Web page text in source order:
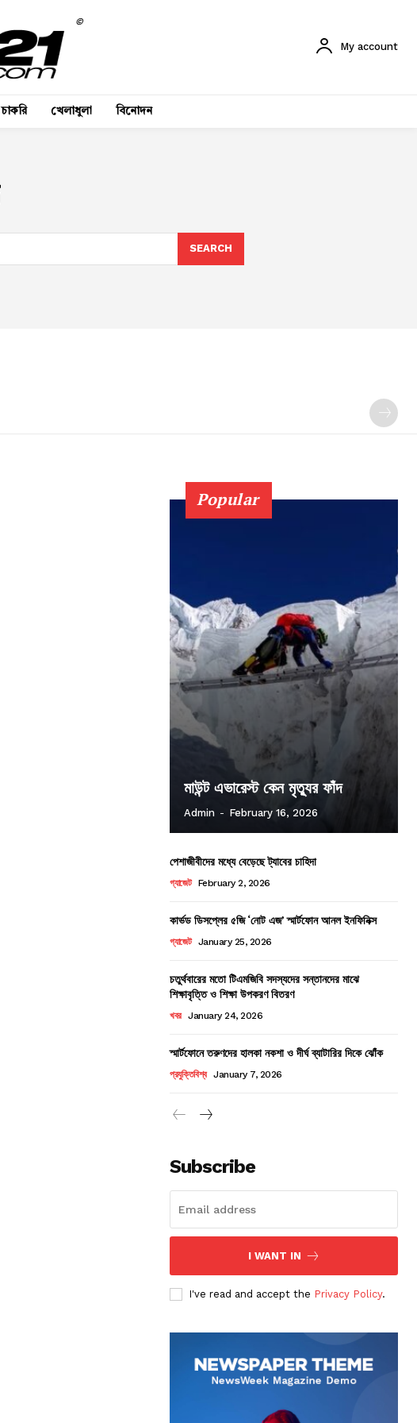
©
My account
চাকরি খেলাধুলা বিনোদন
SEARCH
Popular
মাউন্ট এভারেস্ট কেন মৃত্যুর ফাঁদ
Admin - February 16, 2026
পেশাজীবীদের মধ্যে বেড়েছে ট্যাবের চাহিদা
গ্যাজেট February 2, 2026
কার্ভড ডিসপ্লের ৫জি ‘নোট এজ’ স্মার্টফোন আনল ইনফিনিক্স
গ্যাজেট January 25, 2026
চতুর্থবারের মতো টিএমজিবি সদস্যদের সন্তানদের মাঝে
শিক্ষাবৃত্তি ও শিক্ষা উপকরণ বিতরণ
খবর January 24, 2026
স্মার্টফোনে তরুণদের হালকা নকশা ও দীর্ঘ ব্যাটারির দিকে ঝোঁক
প্রযুক্তিবিশ্ব January 7, 2026
Subscribe
I WANT IN
I've read and accept the Privacy Policy.